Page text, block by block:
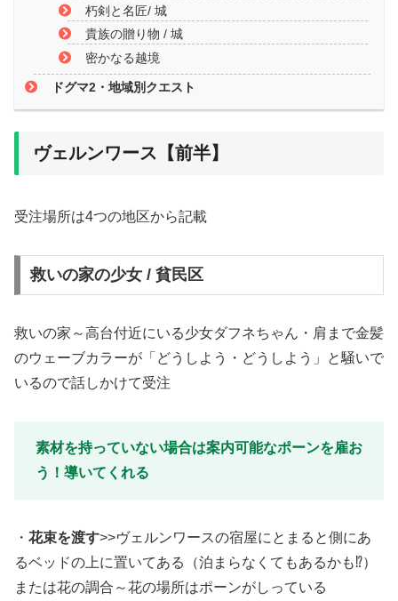
朽剣と名匠/ 城
貴族の贈り物 / 城
密かなる越境
ドグマ2・地域別クエスト
ヴェルンワース【前半】
受注場所は4つの地区から記載
救いの家の少女 / 貧民区
救いの家～高台付近にいる少女ダフネちゃん・肩まで金髪
のウェーブカラーが「どうしよう・どうしよう」と騒いで
いるので話しかけて受注
素材を持っていない場合は案内可能なポーンを雇お
う！導いてくれる
・ 花束を渡す>>ヴェルンワースの宿屋にとまると側にあ
るベッドの上に置いてある（泊まらなくてもあるかも⁉）
または花の調合～花の場所はポーンがしっている